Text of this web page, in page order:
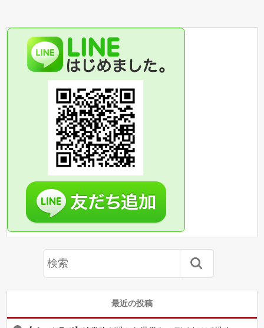
最近の投稿